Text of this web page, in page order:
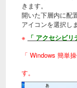
きます。
開いた下層内に配
アイコンを選択し
※
「 アクセシビ
「 Windows 簡単
す。